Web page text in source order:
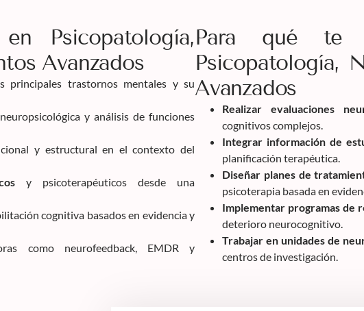
Psicopatología,
Avanzados
principales trastornos mentales y su
y análisis de funciones
y estructural en el contexto del
y psicoterapéuticos desde una
cognitiva basados en evidencia y
como neurofeedback, EMDR y
Para qué te
Psicopatología,
Avanzados
Realizar evaluaciones
cognitivos complejos.
Integrar información de
planificación terapéutica.
Diseñar planes de
psicoterapia basada en
Implementar programas de
deterioro neurocognitivo.
Trabajar en unidades de
centros de investigación.